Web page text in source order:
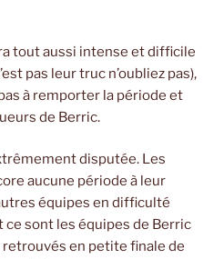
tout aussi intense et difficile
pas leur truc n’oubliez pas),
à remporter la période et
de Berric.
disputée. Les
aucune période à leur
équipes en difficulté
ce sont les équipes de Berric
retrouvés en petite finale de